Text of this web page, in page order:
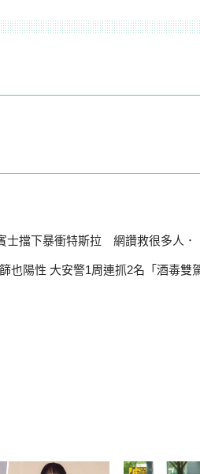
下暴衝特斯拉 網讚救很多人．．車主曝
也陽性 大安警1周連抓2名「酒毒雙駕